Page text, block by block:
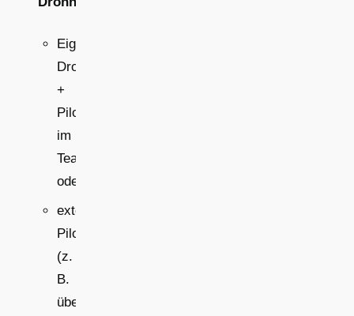
Eigene
Drohne
+
Pilot
im
Team
oder
externer
Pilotendienst
(z.
B.
über